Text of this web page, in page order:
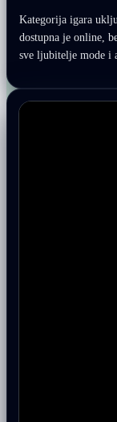
Kategorija igara
dostupna je online,
sve ljubitelje mode i